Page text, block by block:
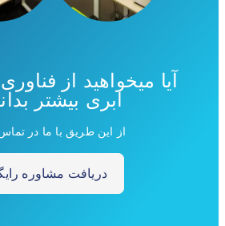
آیا میخواهید از
ابری بیشتر
از این طریق با ما در تماس
دریافت مشاوره